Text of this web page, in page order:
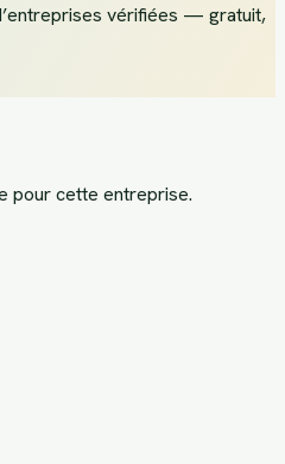
vérifiées — gratuit,
pour cette entreprise.